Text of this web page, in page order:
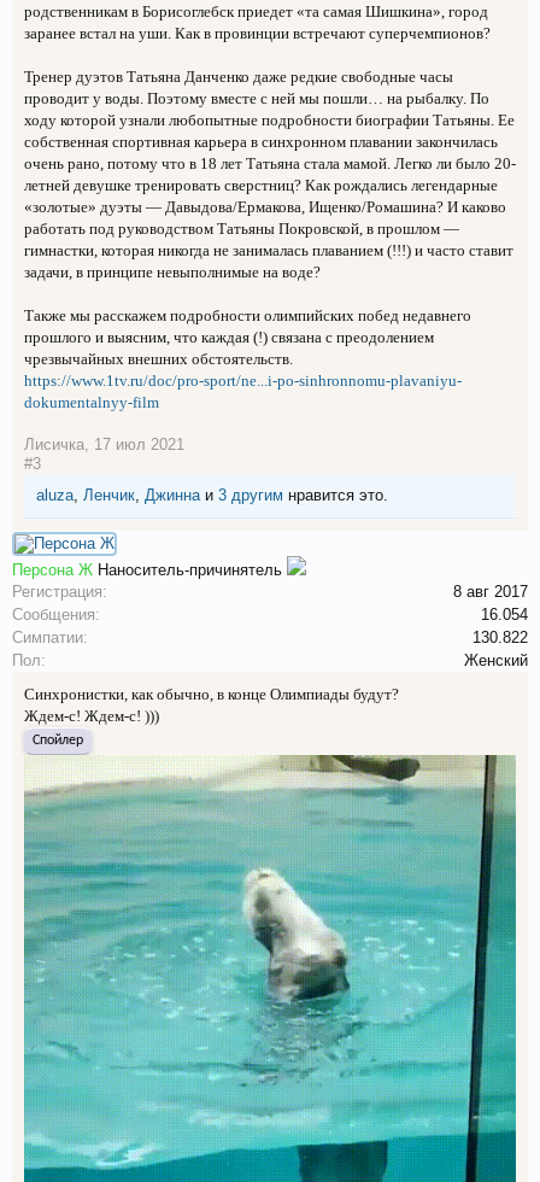
родственникам в Борисоглебск приедет «та самая Шишкина», город
заранее встал на уши. Как в провинции встречают суперчемпионов?
Тренер дуэтов Татьяна Данченко даже редкие свободные часы
проводит у воды. Поэтому вместе с ней мы пошли… на рыбалку. По
ходу которой узнали любопытные подробности биографии Татьяны. Ее
собственная спортивная карьера в синхронном плавании закончилась
очень рано, потому что в 18 лет Татьяна стала мамой. Легко ли было 20-
летней девушке тренировать сверстниц? Как рождались легендарные
«золотые» дуэты — Давыдова/Ермакова, Ищенко/Ромашина? И каково
работать под руководством Татьяны Покровской, в прошлом —
гимнастки, которая никогда не занималась плаванием (!!!) и часто ставит
задачи, в принципе невыполнимые на воде?
Также мы расскажем подробности олимпийских побед недавнего
прошлого и выясним, что каждая (!) связана с преодолением
чрезвычайных внешних обстоятельств.
https://www.1tv.ru/doc/pro-sport/ne...i-po-sinhronnomu-plavaniyu-
dokumentalnyy-film
Лисичка, 17 июл 2021
#3
aluza, Ленчик, Джиннаи 3 другим нравится это.
Персона Ж Наноситель-причинятель
Регистрация:
8 авг 2017
Сообщения:
16.054
Симпатии:
130.822
Пол:
Женский
Синхронистки, как обычно, в конце Олимпиады будут?
Ждем-с! Ждем-с! )))
Спойлер